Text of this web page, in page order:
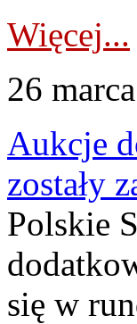
Więcej...
26
Aukcje
zostały
Polskie
się w